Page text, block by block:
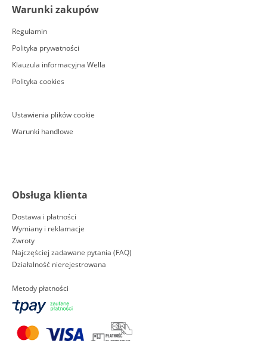
Warunki zakupów
Regulamin
Polityka prywatności
Klauzula informacyjna Wella
Polityka cookies
Ustawienia plików cookie
Warunki handlowe
Obsługa klienta
Dostawa i płatności
Wymiany i reklamacje
Zwroty
Najczęściej zadawane pytania (FAQ)
Działalność nierejestrowana
Metody płatności